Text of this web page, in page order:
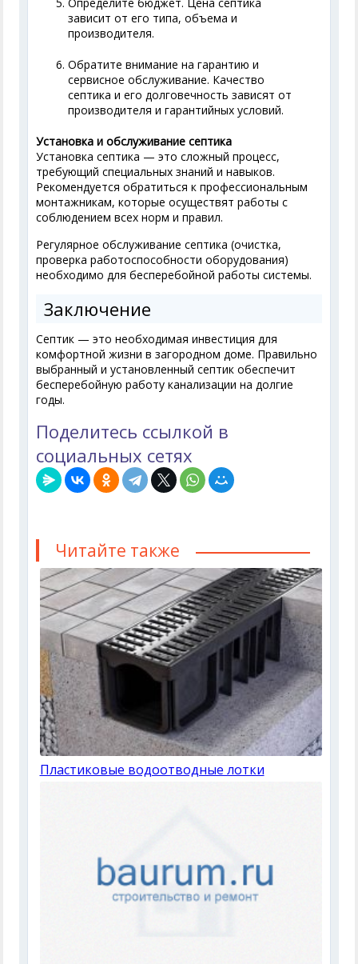
зависит от его типа, объема и
производителя.
Обратите внимание на гарантию и
сервисное обслуживание. Качество
септика и его долговечность зависят от
производителя и гарантийных условий.
Установка и обслуживание септика
Установка септика — это сложный процесс,
требующий специальных знаний и навыков.
Рекомендуется обратиться к профессиональным
монтажникам, которые осуществят работы с
соблюдением всех норм и правил.
Регулярное обслуживание септика (очистка,
проверка работоспособности оборудования)
необходимо для бесперебойной работы системы.
Заключение
Септик — это необходимая инвестиция для
комфортной жизни в загородном доме. Правильно
выбранный и установленный септик обеспечит
бесперебойную работу канализации на долгие
годы.
Поделитесь ссылкой в
социальных сетях
Читайте также
Пластиковые водоотводные лотки